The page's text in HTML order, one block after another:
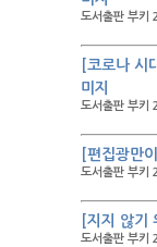
도서출판 부
[코로나 시
미지
도서출판 부
[편집광만
도서출판 부
[지지 않기
도서출판 부